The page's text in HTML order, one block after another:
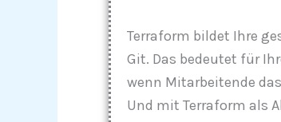
Terraform bildet Ihre
Git. Das bedeutet für
wenn Mitarbeitende
Und mit Terraform als